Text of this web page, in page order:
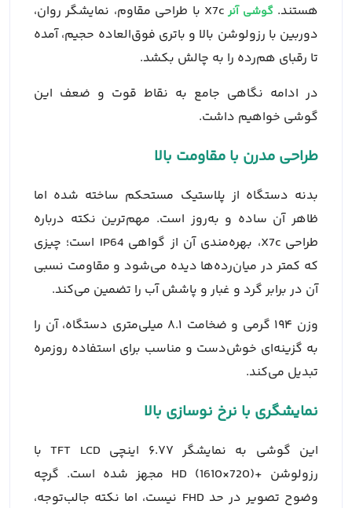
هستند.گوشی آنر
X7c با طراحی مقاوم، نمایشگر روان،
دوربین با رزولوشن بالا و باتری فوق‌العاده حجیم، آمده
تا رقبای هم‌رده را به چالش بکشد.
در ادامه نگاهی جامع به نقاط قوت و ضعف این
گوشی خواهیم داشت.
طراحی مدرن با مقاومت بالا
بدنه دستگاه از پلاستیک مستحکم ساخته شده اما
ظاهر آن ساده و به‌روز است. مهم‌ترین نکته درباره
طراحی X7c، بهره‌مندی آن از گواهی IP64 است؛ چیزی
که کمتر در میان‌رده‌ها دیده می‌شود و مقاومت نسبی
آن در برابر گرد و غبار و پاشش آب را تضمین می‌کند.
وزن ۱۹۴ گرمی و ضخامت ۸.۱ میلی‌متری دستگاه، آن را
به گزینه‌ای خوش‌دست و مناسب برای استفاده روزمره
تبدیل می‌کند.
نمایشگری با نرخ نوسازی بالا
این گوشی به نمایشگر ۶.۷۷ اینچی TFT LCD با
رزولوشن +HD (1610×720) مجهز شده است. گرچه
وضوح تصویر در حد FHD نیست، اما نکته جالب‌توجه،